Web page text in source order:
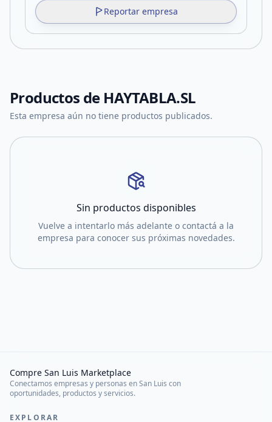
Reportar empresa
Productos de HAYTABLA.SL
Esta empresa aún no tiene productos publicados.
Sin productos disponibles
Vuelve a intentarlo más adelante o contactá a la
empresa para conocer sus próximas novedades.
Compre San Luis Marketplace
Conectamos empresas y personas en San Luis con
oportunidades, productos y servicios.
EXPLORAR